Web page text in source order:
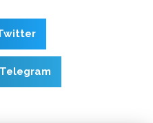
Telegram